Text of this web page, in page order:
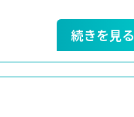
続きを見る